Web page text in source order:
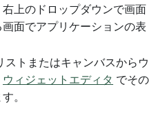
上のドロップダウンで画面
面でアプリケーションの表
ストまたはキャンバスからウ
ウィジェットエディタ でその
。